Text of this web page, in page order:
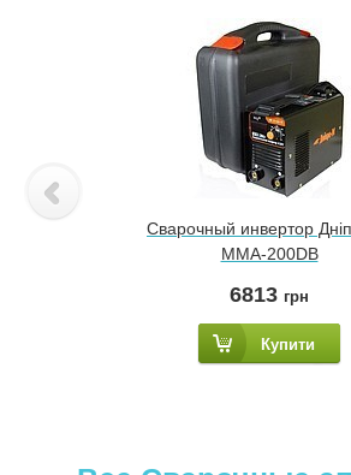
Сварочный инвертор
ММА-200DB
6813 грн
Купити